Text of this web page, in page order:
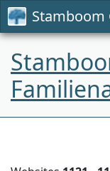
Stamboom